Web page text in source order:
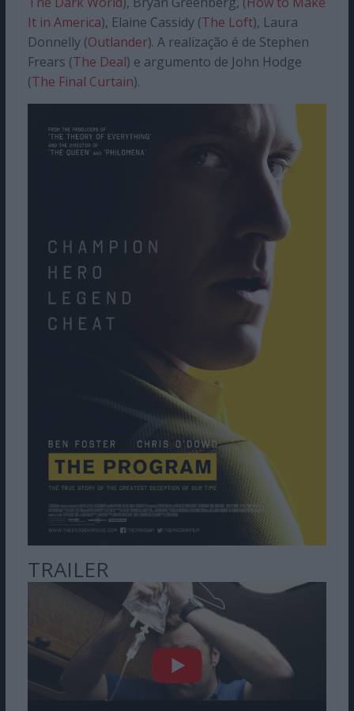
It in America), Elaine Cassidy (The Loft), Laura
Donnelly (Outlander). A realização é de Stephen
Frears (The Deal) e argumento de John Hodge
(The Final Curtain).
TRAILER